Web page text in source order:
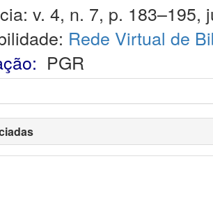
v. 4, n. 7, p. 183–195,
Rede Virtual de
PGR